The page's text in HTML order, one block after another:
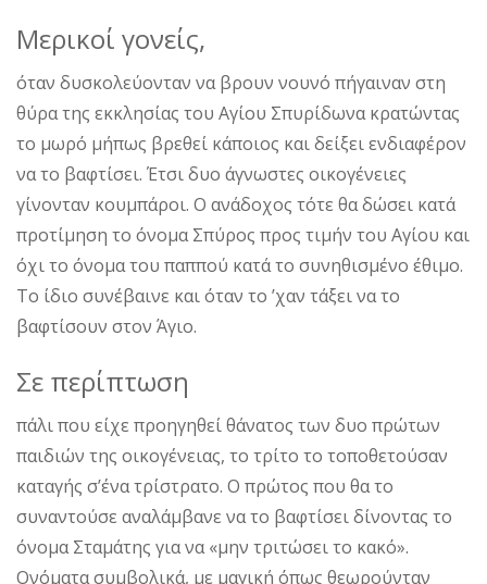
Μερικοί γονείς,
όταν δυσκολεύονταν να βρουν νουνό πήγαιναν στη
θύρα της εκκλησίας του Αγίου Σπυρίδωνα κρατώντας
το μωρό μήπως βρεθεί κάποιος και δείξει ενδιαφέρον
να το βαφτίσει. Έτσι δυο άγνωστες οικογένειες
γίνονταν κουμπάροι. Ο ανάδοχος τότε θα δώσει κατά
προτίμηση το όνομα Σπύρος προς τιμήν του Αγίου και
όχι το όνομα του παππού κατά το συνηθισμένο έθιμο.
Το ίδιο συνέβαινε και όταν το ’χαν τάξει να το
βαφτίσουν στον Άγιο.
Σε περίπτωση
πάλι που είχε προηγηθεί θάνατος των δυο πρώτων
παιδιών της οικογένειας, το τρίτο το τοποθετούσαν
καταγής σ’ένα τρίστρατο. Ο πρώτος που θα το
συναντούσε αναλάμβανε να το βαφτίσει δίνοντας το
όνομα Σταμάτης για να «μην τριτώσει το κακό».
Ονόματα συμβολικά, με μαγική όπως θεωρούνταν